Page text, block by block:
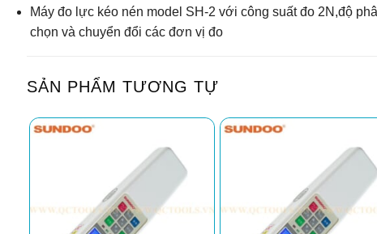
Máy đo lực kéo nén model SH-2 với công suất đo 2N,độ
chọn và chuyển đổi các đơn vị đo
SẢN PHẨM TƯƠNG TỰ